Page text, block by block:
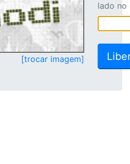
[trocar imagem]
lado no